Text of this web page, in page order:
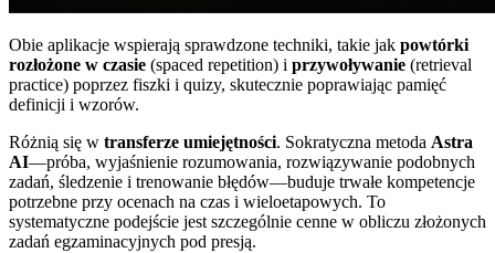
Obie aplikacje wspierają sprawdzone techniki, takie jak powtórki
rozłożone w czasie (spaced repetition) i przywoływanie (retrieval
practice) poprzez fiszki i quizy, skutecznie poprawiając pamięć
definicji i wzorów.
Różnią się w transferze umiejętności. Sokratyczna metoda Astra
AI—próba, wyjaśnienie rozumowania, rozwiązywanie podobnych
zadań, śledzenie i trenowanie błędów—buduje trwałe kompetencje
potrzebne przy ocenach na czas i wieloetapowych. To
systematyczne podejście jest szczególnie cenne w obliczu złożonych
zadań egzaminacyjnych pod presją.